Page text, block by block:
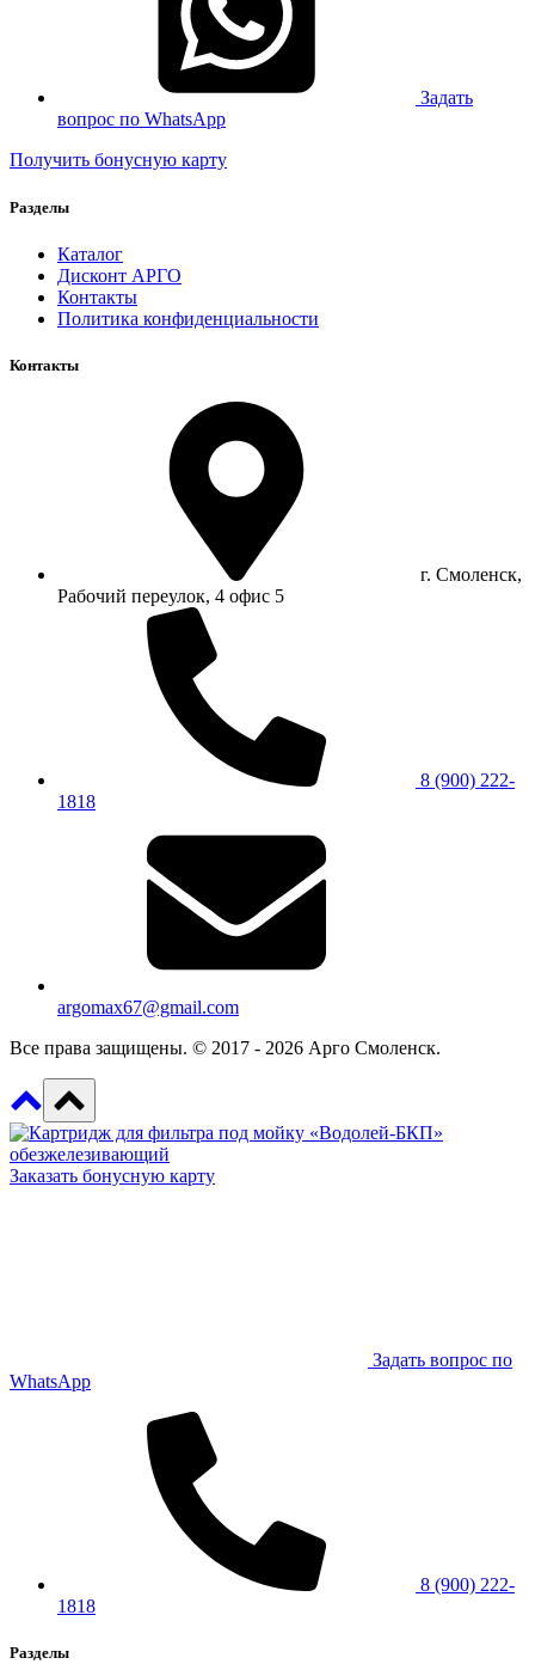
Задать
вопрос по WhatsApp
Получить бонусную карту
Разделы
Каталог
Дисконт АРГО
Контакты
Политика конфиденциальности
Контакты
г. Смоленск,
Рабочий переулок, 4 офис 5
8 (900) 222-
1818
argomax67@gmail.com
Все права защищены. © 2017 - 2026 Арго Смоленск.
Заказать бонусную карту
Задать вопрос по
WhatsApp
8 (900) 222-
1818
Разделы